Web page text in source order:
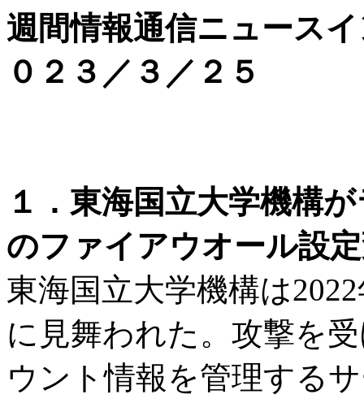
週間情報通信ニュース
０２３／３／２５
１．東海国立大学機構
のファイアウオール設
東海国立大学機構は
に見舞われた。攻撃を
ウント情報を管理する